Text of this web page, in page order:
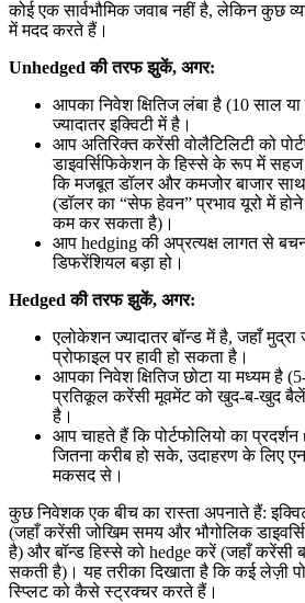
कोई एक सार्वभौमिक जवाब नहीं है, लेकिन कुछ
में मदद करते हैं।
Unhedged की तरफ झुकें, अगर:
आपका निवेश क्षितिज लंबा है (10 साल
ज्यादातर इक्विटी में है।
आप अतिरिक्त करेंसी वोलैटिलिटी को
डाइवर्सिफिकेशन के हिस्से के रूप में सहज
कि मजबूत डॉलर और कमजोर बाजार
(डॉलर का “सेफ हेवन” प्रभाव यूरो में
कम कर सकता है)।
आप hedging की अप्रत्यक्ष लागत से
डिफरेंशियल बड़ा हो।
Hedged की तरफ झुकें, अगर:
एलोकेशन ज्यादातर बॉन्ड में है, जहाँ
प्रोफाइल पर हावी हो सकता है।
आपका निवेश क्षितिज छोटा या मध्यम
प्रतिकूल करेंसी मूवमेंट को खुद-ब-खुद
है।
आप चाहते हैं कि पोर्टफोलियो का
जितना करीब हो सके, उदाहरण के लिए
मकसद से।
कुछ निवेशक एक बीच का रास्ता अपनाते हैं:
(जहाँ करेंसी जोखिम समय और भौगोलिक
है) और बॉन्ड हिस्से को hedge करें (जहाँ करेंसी
सकती है)। यह तरीका दिखाता है कि कई लेज़ी
स्प्लिट को कैसे स्ट्रक्चर करते हैं।